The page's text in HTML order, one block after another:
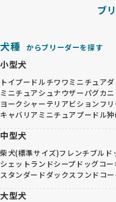
ブ
犬種 からブリーダーを探す
小型犬
トイプードルチワワミニチュア
ミニチュアシュナウザーパグカ
ヨークシャーテリアビションフ
キャバリア ミニチュアプードル
中型犬
柴犬(標準サイズ)フレンチブルド
シェットランドシープドッグコー
スタンダードダックスフンドコ
大型犬